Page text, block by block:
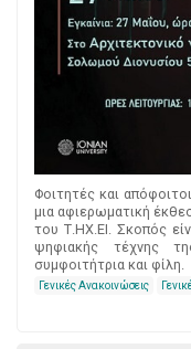
Φοιτητές και
μια αφιερωματική
του Τ.ΗΧ.ΕΙ. Σκοπός
ψηφιακής τέχνης
συμφοιτήτρια και φίλη.
Γενικές Ανακοινώσεις